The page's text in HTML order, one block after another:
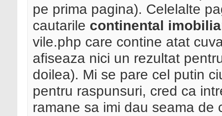
pe prima pagina). Celelalte
cautarile continental
vile.php care contine atat
afiseaza nici un rezultat
doilea). Mi se pare cel putin
pentru raspunsuri, cred ca
ramane sa imi dau seama de